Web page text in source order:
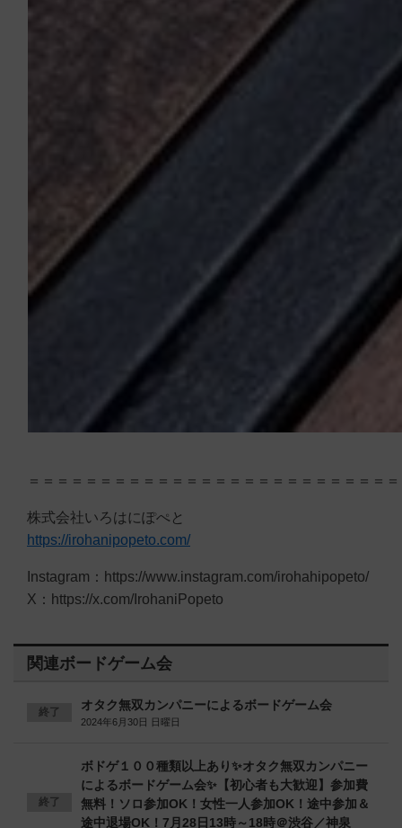
＝＝＝＝＝＝＝＝＝＝＝＝＝＝＝＝＝＝＝＝＝＝＝＝＝
株式会社いろはにぽぺと
https://irohanipopeto.com/
Instagram：https://www.instagram.com/irohahipopeto/
X：https://x.com/IrohaniPopeto
関連ボードゲーム会
終了 オタク無双カンパニーによるボードゲーム会
2024年6月30日 日曜日
終了
ボドゲ１００種類以上あり✨オタク無双カンパニー
によるボードゲーム会✨【初心者も大歓迎】参加費
無料！ソロ参加OK！女性一人参加OK！途中参加＆
途中退場OK！7月28日13時～18時＠渋谷／神泉